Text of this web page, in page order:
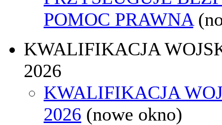
POMOC PRAWNA
KWALIFIKACJA
2026
KWALIFIKACJA
2026 (nowe okno)